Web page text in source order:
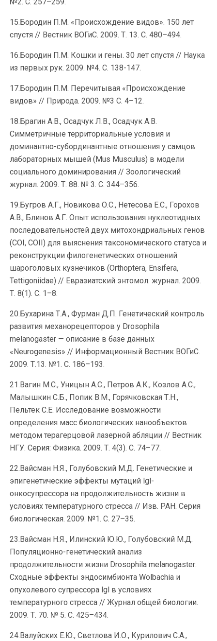
15.Бородин П.М. «Происхождение видов». 150 лет
спустя // Вестник ВОГиС. 2009. Т. 13. С. 480–494.
16.Бородин П.М. Кошки и гены. 30 лет спустя // Наука
из первых рук. 2009. №4. С. 138-147.
17.Бородин П.М. Перечитывая «Происхождение
видов» // Природа. 2009. №3 С. 4–12.
18.Брагин А.В., Осадчук Л.В., Осадчук А.В.
Симметричные территориальные условия и
доминантно-субординантные отношения у самцов
лабораторных мышей (Mus Musculus) в модели
социального доминирования // Зоологический
журнал. 2009. Т. 88. № 3. С. 344–356.
19.Бугров А.Г., Новикова О.С., Нетесова Е.С., Горохов
А.В., Блинов А.Г. Опыт использования нуклеотидных
последовательностей двух митохондриальных генов
(COI, COII) для выяснения таксономического статуса и
реконструкции филогенетических отношений
шароголовых кузнечиков (Orthoptera, Ensifera,
Tettigoniidae) // Евразиатский энтомол. журнал. 2009.
Т. 8(1). С. 1–8.
20.Бухарина Т.А., Фурман Д.П. Генетический контроль
развития механорецепторов у Drosophila
melanogaster — описание в базе данных
«Neurogenesis» // Информационный Вестник ВОГиС.
2009. Т.13. №1. С. 186–193.
21.Вагин М.С., Уницын А.С., Петров А.К., Козлов А.С.,
Малышкин С.Б., Попик В.М., Горячковская Т.Н.,
Пельтек С.Е. Исследование возможности
определения масс биологических нанообъектов
методом терагерцовой лазерной абляции // Вестник
НГУ. Серия: Физика. 2009. Т. 4(3). С. 74–77.
22.Вайсман Н.Я., Голубовский М.Д. Генетические и
эпигенетические эффекты мутаций lgl-
онкосупрессора на продолжительность жизни в
условиях температурного стресса // Изв. РАН. Серия
биологическая. 2009. №1. С. 27–35.
23.Вайсман Н.Я., Илинский Ю.Ю., Голубовский М.Д.
Популяционно-генетический анализ
продолжительности жизни Drosophila melanogaster:
Сходные эффекты эндосимбионта Wolbachia и
опухолевого супрессора lgl в условиях
температурного стресса // Журнал общей биологии.
2009. Т. 70. № 5. С. 425–434.
24.Валуйских Е.Ю., Светлова И.О., Курилович С.А.,